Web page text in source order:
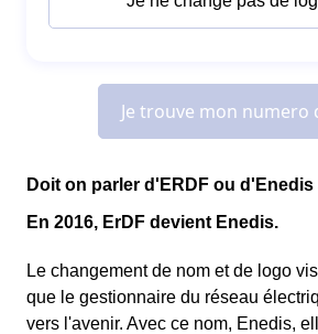
Doit on parler d'ERDF ou d'Enedis
En 2016, ErDF devient Enedis.
Le changement de nom et de logo
que le gestionnaire du réseau
vers l'avenir. Avec ce nom, Enedis,